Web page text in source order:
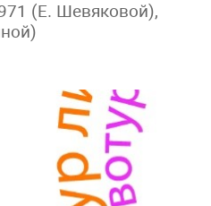
(Е. Шевяковой),